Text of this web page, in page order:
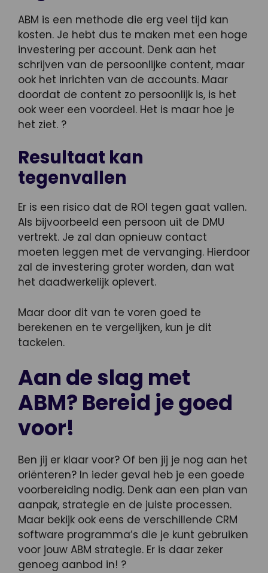
ABM is een methode die erg veel tijd kan
kosten. Je hebt dus te maken met een hoge
investering per account. Denk aan het
schrijven van de persoonlijke content, maar
ook het inrichten van de accounts. Maar
doordat de content zo persoonlijk is, is het
ook weer een voordeel. Het is maar hoe je
het ziet. ?
Resultaat kan
tegenvallen
Er is een risico dat de ROI tegen gaat vallen.
Als bijvoorbeeld een persoon uit de DMU
vertrekt. Je zal dan opnieuw contact
moeten leggen met de vervanging. Hierdoor
zal de investering groter worden, dan wat
het daadwerkelijk oplevert.
Maar door dit van te voren goed te
berekenen en te vergelijken, kun je dit
tackelen.
Aan de slag met
ABM? Bereid je goed
voor!
Ben jij er klaar voor? Of ben jij je nog aan het
oriënteren? In ieder geval heb je een goede
voorbereiding nodig. Denk aan een plan van
aanpak, strategie en de juiste processen.
Maar bekijk ook eens de verschillende CRM
software programma’s die je kunt gebruiken
voor jouw ABM strategie. Er is daar zeker
genoeg aanbod in! ?